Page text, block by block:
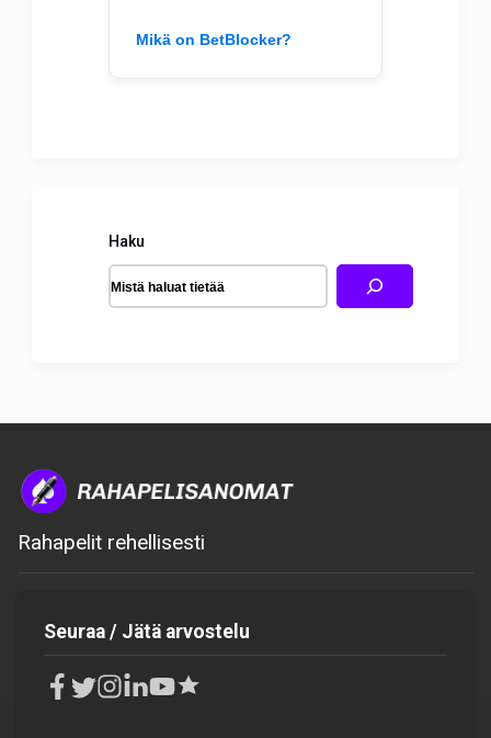
Mikä on BetBlocker?
Haku
Rahapelit rehellisesti
Seuraa / Jätä arvostelu